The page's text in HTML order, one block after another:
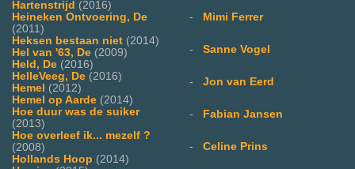
Hartenstrijd (2016)
Heineken Ontvoering, De
(2011)
Heksen bestaan niet (2014)
Hel van '63, De (2009)
Held, De (2016)
HelleVeeg, De (2016)
Hemel (2012)
Hemel op Aarde (2014)
Hoe duur was de suiker
(2013)
Hoe overleef ik... mezelf ?
(2008)
Hollands Hoop (2014)
- Mimi Ferrer
- Sanne Vogel
- Jon van Eerd
- Fabian Jansen
- Celine Prins